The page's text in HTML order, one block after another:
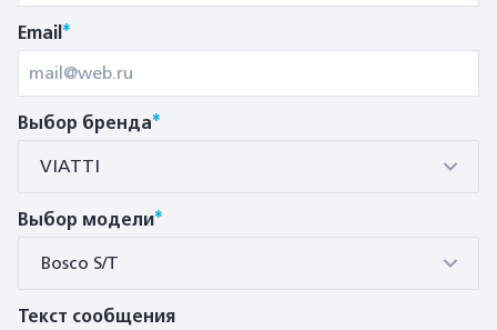
Email*
Выбор бренда*
VIATTI
Выбор модели*
Bosco S/T
Текст сообщения